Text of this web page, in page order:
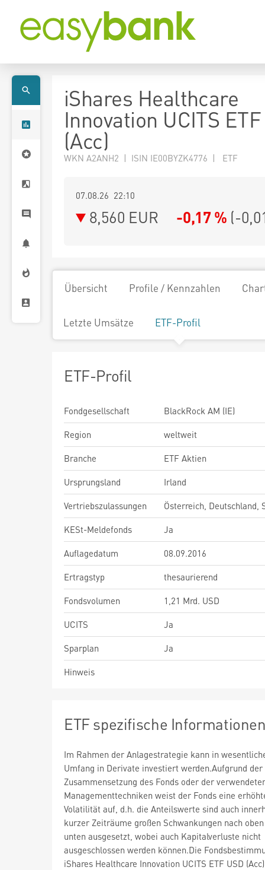
iShares Healthcare
Innovation UCITS
(Acc)
WKN A2ANH2 | ISIN IE00BYZK4776 | ETF
07.08.26 22:10
8,560 EUR -0,17 % (-
Übersicht Profile / Kennzahlen
Letzte Umsätze ETF-Profil
ETF-Profil
Fondgesellschaft
BlackRock AM (IE)
Region
weltweit
Branche
ETF Aktien
Ursprungsland
Irland
Vertriebszulassungen
Österreich, Deutschland,
KESt-Meldefonds
Ja
Auflagedatum
08.09.2016
Ertragstyp
thesaurierend
Fondsvolumen
1,21 Mrd. USD
UCITS
Ja
Sparplan
Ja
Hinweis
ETF spezifische
Im Rahmen der Anlagestrategie kann in
Umfang in Derivate investiert werden.Aufgrund der
Zusammensetzung des Fonds oder der
Managementtechniken weist der Fonds eine
Volatilität auf, d.h. die Anteilswerte sind auch
kurzer Zeiträume großen Schwankungen nach
unten ausgesetzt, wobei auch Kapitalverluste nicht
ausgeschlossen werden können.Die
iShares Healthcare Innovation UCITS ETF USD